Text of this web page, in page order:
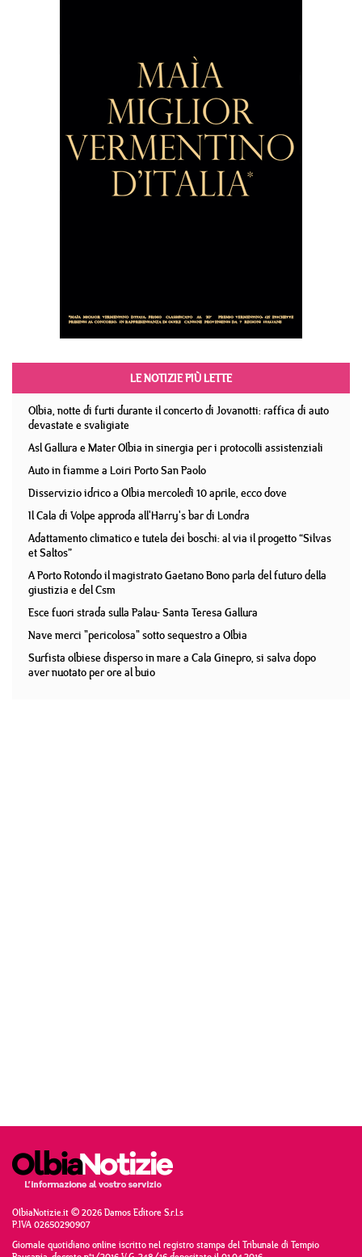
LE NOTIZIE PIÙ LETTE
Olbia, notte di furti durante il concerto di Jovanotti: raffica di auto
devastate e svaligiate
Asl Gallura e Mater Olbia in sinergia per i protocolli assistenziali
Auto in fiamme a Loiri Porto San Paolo
Disservizio idrico a Olbia mercoledì 10 aprile, ecco dove
Il Cala di Volpe approda all'Harry's bar di Londra
Adattamento climatico e tutela dei boschi: al via il progetto “Silvas
et Saltos”
A Porto Rotondo il magistrato Gaetano Bono parla del futuro della
giustizia e del Csm
Esce fuori strada sulla Palau- Santa Teresa Gallura
Nave merci "pericolosa" sotto sequestro a Olbia
Surfista olbiese disperso in mare a Cala Ginepro, si salva dopo
aver nuotato per ore al buio
OlbiaNotizie.it © 2026 Damos Editore S.r.l.s
P.IVA 02650290907
Giornale quotidiano online iscritto nel registro stampa del Tribunale di Tempio